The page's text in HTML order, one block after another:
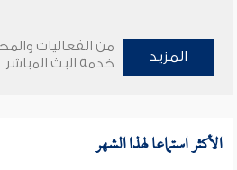
المزيد
من الفعاليات
خدمة البث المباشر
الأكثر استماعا لهذا الشهر